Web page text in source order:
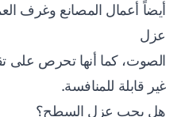
أيضاً أعمال المصانع وغرف
عزل
الصوت، كما أنها تحرص على
غير قابلة للمنافسة.
هل يجب عزل السطح؟